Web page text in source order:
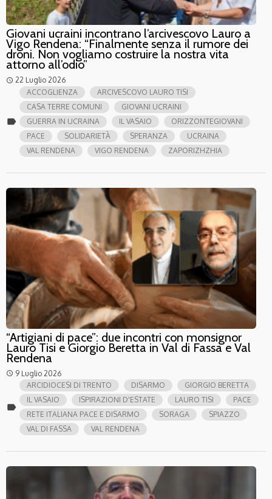
Giovani ucraini incontrano l’arcivescovo Lauro a
Vigo Rendena: “Finalmente senza il rumore dei
droni. Non vogliamo costruire la nostra vita
attorno all’odio”
access_time 22 Luglio 2026
label
ACCOGLIENZA
ARCIVESCOVO LAURO TISI
CASA TERRE COMUNI
GIOVANI UCRAINI
GUERRA IN UCRAINA
IL VASAIO
ORIZZONTEGIOVANI
PACE
SOLIDARIETÀ SPERANZA
UCRAINA
VAL RENDENA
VIGO RENDENA ZAPORIZHZHIA
“Artigiani di pace”: due incontri con monsignor
Lauro Tisi e Giorgio Beretta in Val di Fassa e Val
Rendena
access_time 9 Luglio 2026
label
ARCIDIOCESI DI TRENTO DISARMO
GIORGIO BERETTA
IL VASAIO
ISPIRAZIONI D'ESTATE LAURO TISI
PACE
RETE ITALIANA PACE E DISARMO
SORAGA
SPIAZZO
VAL DI FASSA
VAL RENDENA